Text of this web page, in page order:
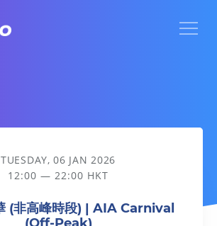
段) | AIA Carnival (Off-Peak)
TUESDAY, 06 JAN 2026
12:00 — 22:00 HKT
(非高峰時段) | AIA Carnival